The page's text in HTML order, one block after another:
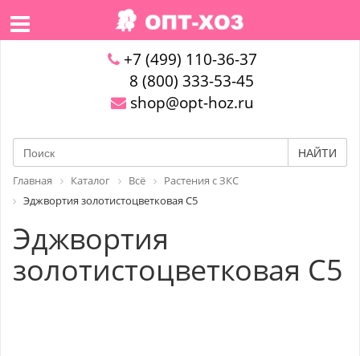
+7 (499) 110-36-37
8 (800) 333-53-45
shop@opt-hoz.ru
НАЙТИ
Главная Каталог Всё
Растения с ЗКС
Эджвортия золотистоцветковая C5
Эджвортия
золотистоцветковая C5